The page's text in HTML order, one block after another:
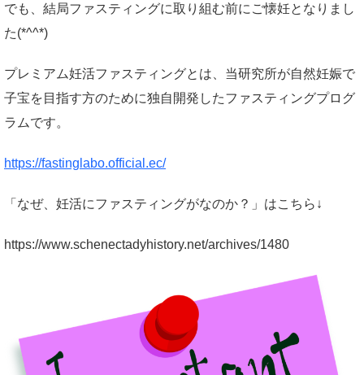
でも、結局ファスティングに取り組む前にご懐妊となりまし
た(*^^*)
プレミアム妊活ファスティングとは、当研究所が自然妊娠で
子宝を目指す方のために独自開発したファスティングプログ
ラムです。
https://fastinglabo.official.ec/
「なぜ、妊活にファスティングがなのか？」はこちら↓
https://www.schenectadyhistory.net/archives/1480